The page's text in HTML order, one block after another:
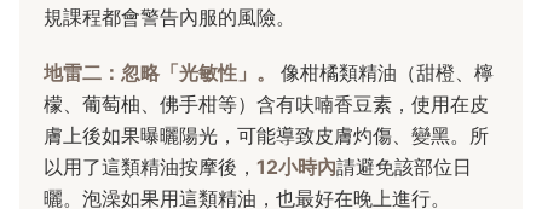
規課程都會警告內服的風險。
地雷二：忽略「光敏性」。
像柑橘類精油（甜橙、檸
檬、葡萄柚、佛手柑等）含有呋喃香豆素，使用在皮
膚上後如果曝曬陽光，可能導致皮膚灼傷、變黑。所
以用了這類精油按摩後， 12小時內請避免該部位日
曬。泡澡如果用這類精油，也最好在晚上進行。